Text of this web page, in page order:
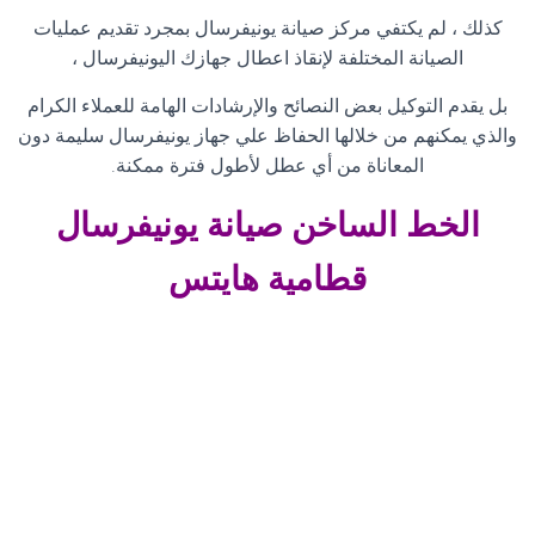
كذلك ، لم يكتفي مركز صيانة يونيفرسال بمجرد تقديم عمليات
الصيانة المختلفة لإنقاذ اعطال جهازك اليونيفرسال ،
بل يقدم التوكيل بعض النصائح والإرشادات الهامة للعملاء الكرام
والذي يمكنهم من خلالها الحفاظ علي جهاز يونيفرسال سليمة دون
المعاناة من أي عطل لأطول فترة ممكنة
الخط الساخن صيانة يونيفرسال
قطامية هايتس